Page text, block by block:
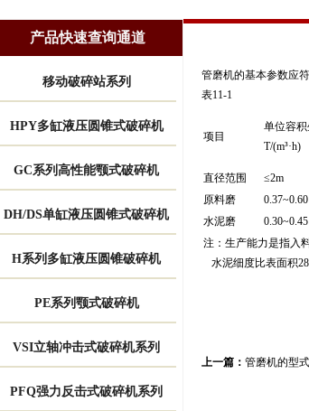
产品快速查询通道
移动破碎站系列
HPY多缸液压圆锥式破碎机
GC系列高性能颚式破碎机
DH/DS单缸液压圆锥式破碎机
H系列多缸液压圆锥破碎机
PE系列颚式破碎机
VSI立轴冲击式破碎机系列
PFQ强力反击式破碎机系列
管磨机的基本参数应
表11-1
项目
单位容
T/(m³·h)
直径范围 ≤2m
原料磨
0.37~0.60
水泥磨 0.30~0.45
注：生产能力是指入
水泥细度比表面积
上一篇： 管磨机的型式